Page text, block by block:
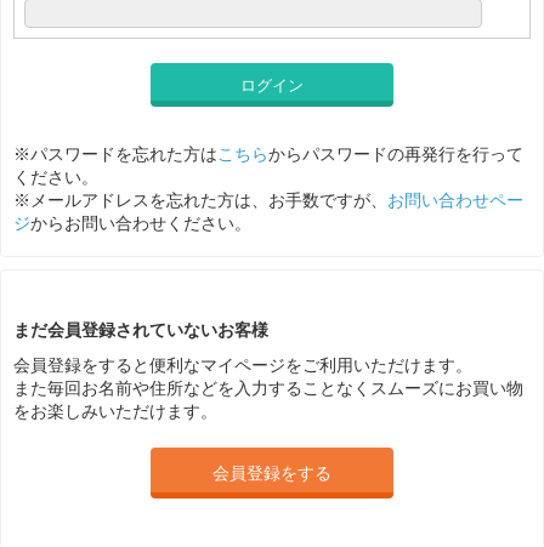
ログイン
※パスワードを忘れた方はこちらからパスワードの再発行を行って
ください。
※メールアドレスを忘れた方は、お手数ですが、 お問い合わせペー
ジからお問い合わせください。
まだ会員登録されていないお客様
会員登録をすると便利なマイページをご利用いただけます。
また毎回お名前や住所などを入力することなくスムーズにお買い物
をお楽しみいただけます。
会員登録をする